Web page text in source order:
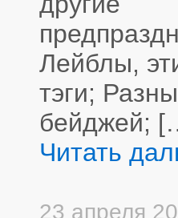
Лейблы,
тэги;
бейджей;
Читать
23 апреля